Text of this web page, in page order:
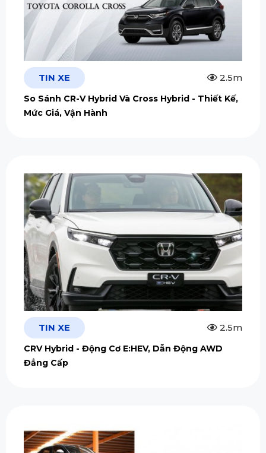
TIN XE 2.5m
So Sánh CR-V Hybrid Và Cross Hybrid - Thiết Kế,
Mức Giá, Vận Hành
TIN XE 2.5m
CRV Hybrid - Động Cơ E:HEV, Dẫn Động AWD
Đẳng Cấp